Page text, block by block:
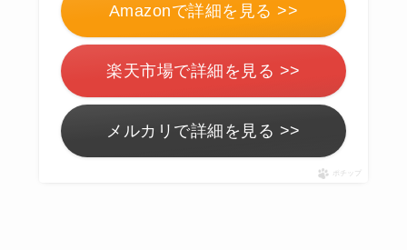
Amazonで詳細を見る >>
楽天市場で詳細を見る >>
メルカリで詳細を見る >>
ポチップ